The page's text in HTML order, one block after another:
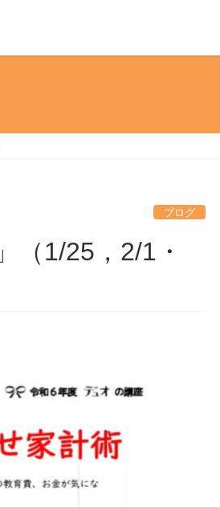
ブログ
（1/25，2/1・